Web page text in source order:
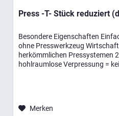
Press -T- Stück reduziert
Besondere Eigenschaften
ohne Presswerkzeug
herkömmlichen Pressystemen
hohlraumlose Verpressung =
Merken